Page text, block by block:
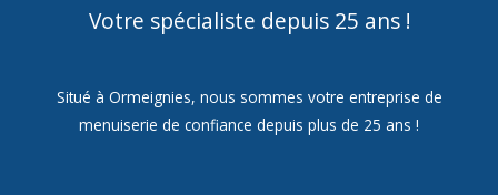
Votre spécialiste depuis 25 ans !
Situé à Ormeignies, nous sommes votre entreprise de
menuiserie de confiance depuis plus de 25 ans !